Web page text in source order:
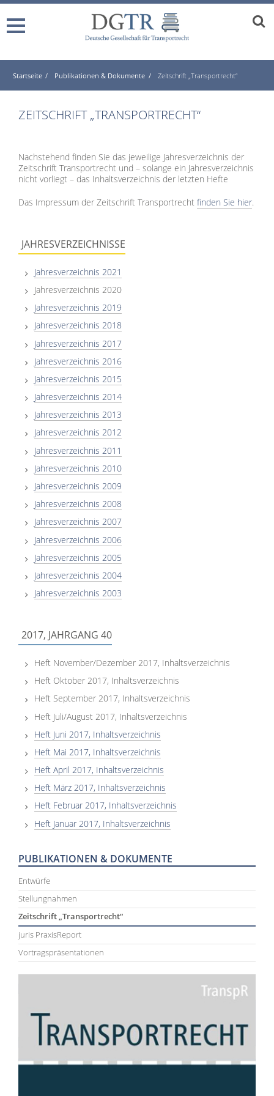
Startseite Publikationen & Dokumente Zeitschrift „Transportrecht“
ZEITSCHRIFT „TRANSPORTRECHT“
Nachstehend finden Sie das jeweilige Jahresverzeichnis der
Zeitschrift Transportrecht und – solange ein Jahresverzeichnis
nicht vorliegt – das Inhaltsverzeichnis der letzten Hefte
Das Impressum der Zeitschrift Transportrecht finden Sie hier.
JAHRESVERZEICHNISSE
Jahresverzeichnis 2021
Jahresverzeichnis 2020
Jahresverzeichnis 2019
Jahresverzeichnis 2018
Jahresverzeichnis 2017
Jahresverzeichnis 2016
Jahresverzeichnis 2015
Jahresverzeichnis 2014
Jahresverzeichnis 2013
Jahresverzeichnis 2012
Jahresverzeichnis 2011
Jahresverzeichnis 2010
Jahresverzeichnis 2009
Jahresverzeichnis 2008
Jahresverzeichnis 2007
Jahresverzeichnis 2006
Jahresverzeichnis 2005
Jahresverzeichnis 2004
Jahresverzeichnis 2003
2017, JAHRGANG 40
Heft November/Dezember 2017, Inhaltsverzeichnis
Heft Oktober 2017, Inhaltsverzeichnis
Heft September 2017, Inhaltsverzeichnis
Heft Juli/August 2017, Inhaltsverzeichnis
Heft Juni 2017, Inhaltsverzeichnis
Heft Mai 2017, Inhaltsverzeichnis
Heft April 2017, Inhaltsverzeichnis
Heft März 2017, Inhaltsverzeichnis
Heft Februar 2017, Inhaltsverzeichnis
Heft Januar 2017, Inhaltsverzeichnis
PUBLIKATIONEN & DOKUMENTE
Entwürfe
Stellungnahmen
Zeitschrift „Transportrecht“
juris PraxisReport
Vortragspräsentationen